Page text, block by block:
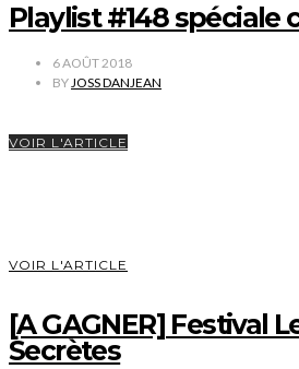
Playlist #148 spéciale
6 AOÛT 2018
BYJOSS DANJEAN
VOIR L'ARTICLE
VOIR L'ARTICLE
[A GAGNER] Festival
Secrètes